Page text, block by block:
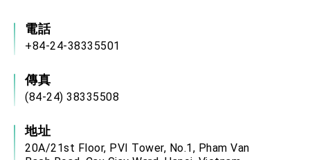
我國政府將在美國亞利桑納州設立「駐鳳凰城辦
電話
+84-24-38335501
傳真
(84-24) 38335508
地址
20A/21st Floor, PVI Tower, No.1, Pham Van